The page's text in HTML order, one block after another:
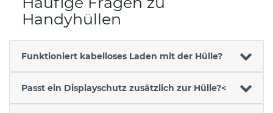
Handyhüllen
Funktioniert kabelloses Laden mit der Hülle?
Passt ein Displayschutz zusätzlich zur Hülle?<